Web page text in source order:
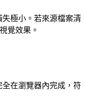
極小。若來源檔案清
覺效果。
在瀏覽器內完成，符